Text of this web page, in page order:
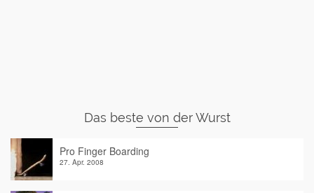
Das beste von der Wurst
Pro Finger Boarding
27. Apr. 2008